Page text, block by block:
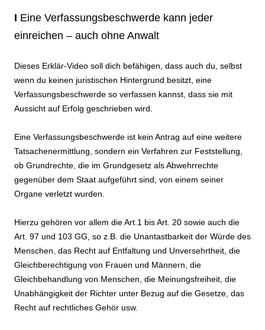
I Eine Verfassungsbeschwerde kann jeder
einreichen – auch ohne Anwalt
Dieses Erklär-Video soll dich befähigen, dass auch du, selbst
wenn du keinen juristischen Hintergrund besitzt, eine
Verfassungsbeschwerde so verfassen kannst, dass sie mit
Aussicht auf Erfolg geschrieben wird.
Eine Verfassungsbeschwerde ist kein Antrag auf eine weitere
Tatsachenermittlung, sondern ein Verfahren zur Feststellung,
ob Grundrechte, die im Grundgesetz als Abwehrrechte
gegenüber dem Staat aufgeführt sind, von einem seiner
Organe verletzt wurden.
Hierzu gehören vor allem die Art.1 bis Art. 20 sowie auch die
Art. 97 und 103 GG, so z.B. die Unantastbarkeit der Würde des
Menschen, das Recht auf Entfaltung und Unversehrtheit, die
Gleichberechtigung von Frauen und Männern, die
Gleichbehandlung von Menschen, die Meinungsfreiheit, die
Unabhängigkeit der Richter unter Bezug auf die Gesetze, das
Recht auf rechtliches Gehör usw.